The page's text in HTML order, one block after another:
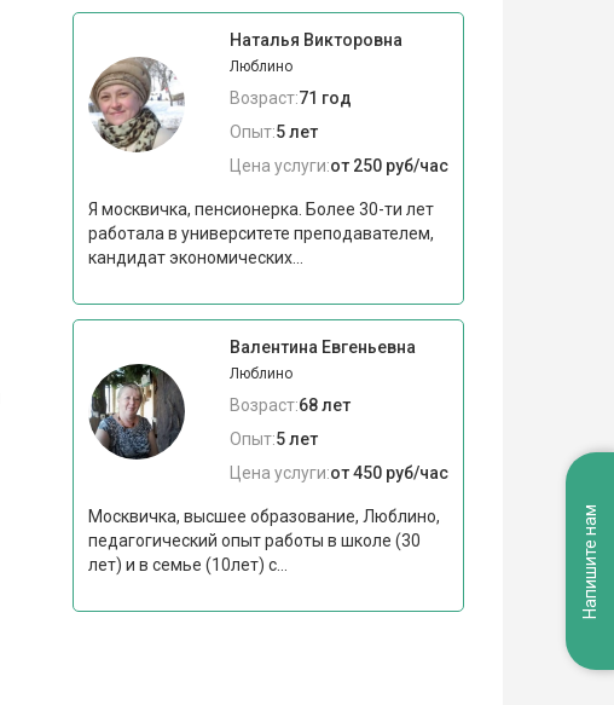
Наталья Викторовна
Люблино
Возраст:71 год
Опыт:5 лет
Цена услуги:от 250 руб/час
Я москвичка, пенсионерка. Более 30-ти лет
работала в университете преподавателем,
кандидат экономических...
Валентина Евгеньевна
Люблино
Возраст:68 лет
Опыт:5 лет
Цена услуги:от 450 руб/час
Москвичка, высшее образование, Люблино,
педагогический опыт работы в школе (30
лет) и в семье (10лет) с...
Напишите нам